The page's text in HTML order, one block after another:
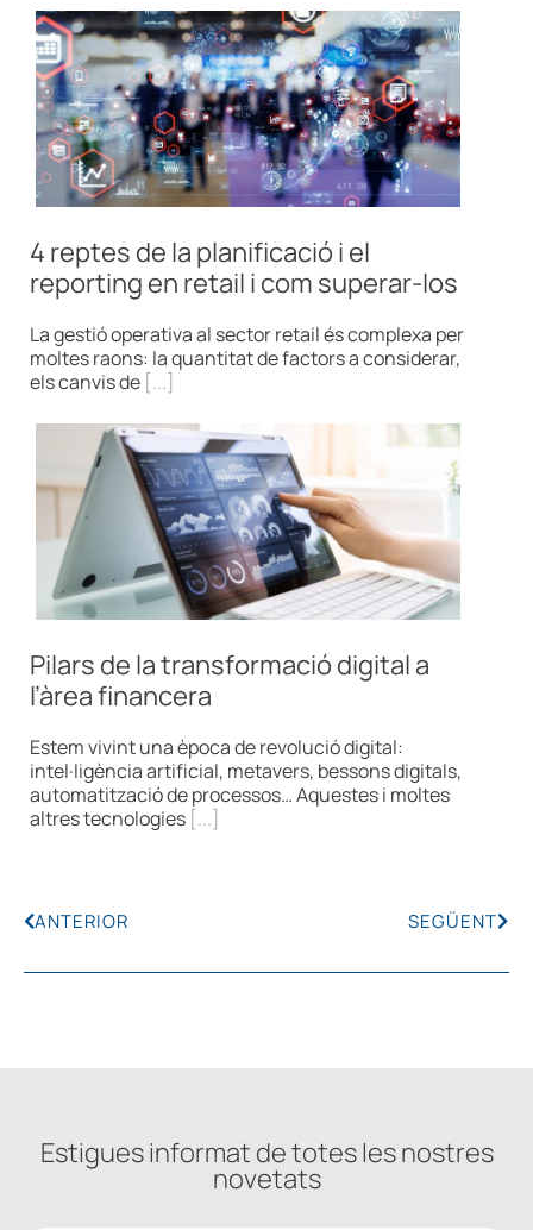
4 reptes de la planificació i el
reporting en retail i com superar-los
La gestió operativa al sector retail és complexa per
moltes raons: la quantitat de factors a considerar,
els canvis de [...]
Pilars de la transformació digital a
l’àrea financera
Estem vivint una època de revolució digital:
intel·ligència artificial, metavers, bessons digitals,
automatització de processos… Aquestes i moltes
altres tecnologies [...]
ANTERIOR SEGÜENT
Estigues informat de totes les nostres
novetats